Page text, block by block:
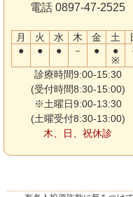
電話 0897-47-2525
月 火 水 木 金 土
●
● ● － ●
●
※
診療時間9:00-15:30
(受付時間8:30-15:00)
※土曜日9:00-13:30
(土曜受付8:30-13:00)
木、日、祝休診